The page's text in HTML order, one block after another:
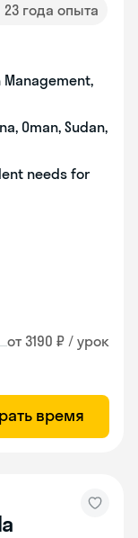
23 года опыта
Management,
Oman, Sudan,
needs for
от 3190 ₽ / урок
время